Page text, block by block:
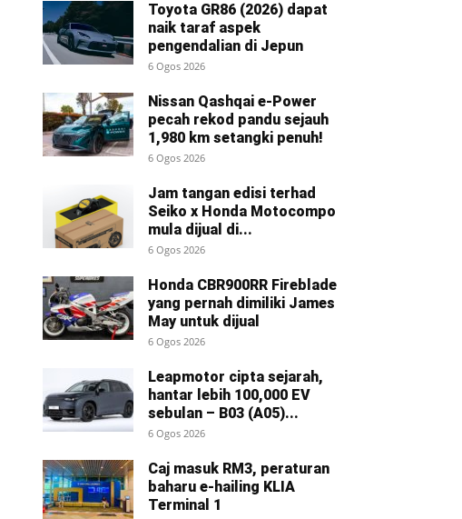
Toyota GR86 (2026) dapat
naik taraf aspek
pengendalian di Jepun
6 Ogos 2026
Nissan Qashqai e-Power
pecah rekod pandu sejauh
1,980 km setangki penuh!
6 Ogos 2026
Jam tangan edisi terhad
Seiko x Honda Motocompo
mula dijual di...
6 Ogos 2026
Honda CBR900RR Fireblade
yang pernah dimiliki James
May untuk dijual
6 Ogos 2026
Leapmotor cipta sejarah,
hantar lebih 100,000 EV
sebulan – B03 (A05)...
6 Ogos 2026
Caj masuk RM3, peraturan
baharu e-hailing KLIA
Terminal 1